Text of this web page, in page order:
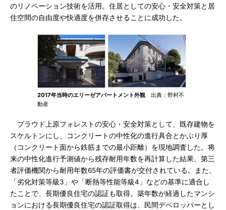
のリノベーション技術を活用。住居としての安心・安全対策と居
住空間の自由度や快適度を併存させることに成功した。
2017年当時のエリーゼアパートメント外観 出典：野村不
動産
プラウド上原フォレストの安心・安全対策として、既存建物を
スケルトンにし、コンクリートの中性化の進行具合とかぶり厚
（コンクリート面から鉄筋までの最小距離）を現地調査した。将
来の中性化進行予測値から残存耐用年数を再計算した結果、第三
者評価機関から耐用年数65年の評価書が交付されている。また、
「劣化対策等級3」や「断熱等性能等級4」などの基準に適合し
たことで、長期優良住宅の認証も取得。築年数が経過したマンシ
ョンにおける長期優良住宅の認証取得は、民間デベロッパーとし